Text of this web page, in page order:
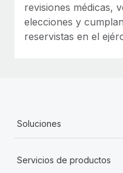
revisiones médicas,
elecciones y
reservistas en el
Soluciones
Servicios de productos